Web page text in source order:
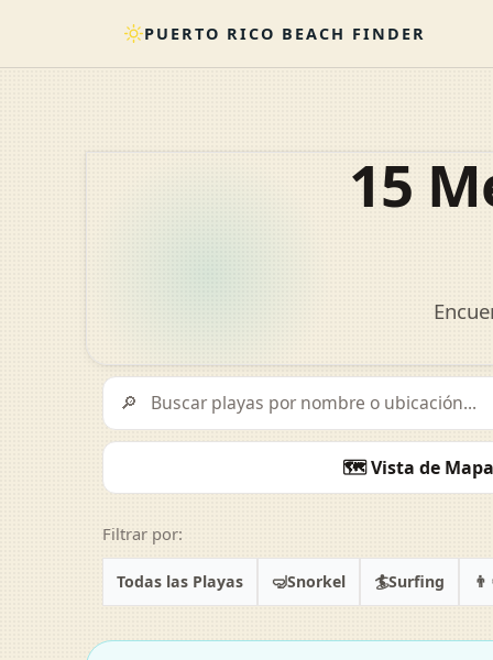
PUERTO RICO BEACH FINDER
15
Buscar playas por nombre o ubicación
🔎
🗺️ Vista de Mapa
Ordenar playas
Filtrar por:
Todas las Playas 🤿Snorkel 🏄Surfing